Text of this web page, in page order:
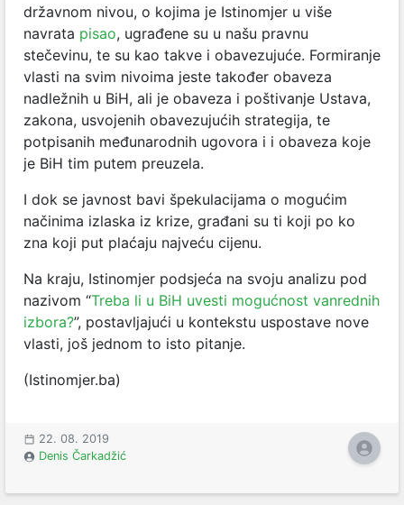
državnom nivou, o kojima je Istinomjer u više
navrata pisao, ugrađene su u našu pravnu
stečevinu, te su kao takve i obavezujuće. Formiranje
vlasti na svim nivoima jeste također obaveza
nadležnih u BiH, ali je obaveza i poštivanje Ustava,
zakona, usvojenih obavezujućih strategija, te
potpisanih međunarodnih ugovora i i obaveza koje
je BiH tim putem preuzela.
I dok se javnost bavi špekulacijama o mogućim
načinima izlaska iz krize, građani su ti koji po ko
zna koji put plaćaju najveću cijenu.
Na kraju, Istinomjer podsjeća na svoju analizu pod
nazivom “Treba li u BiH uvesti mogućnost vanrednih
izbora?”, postavljajući u kontekstu uspostave nove
vlasti, još jednom to isto pitanje.
(Istinomjer.ba)
22. 08. 2019
Denis Čarkadžić